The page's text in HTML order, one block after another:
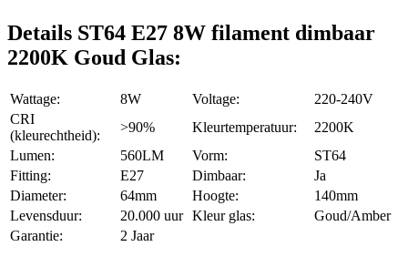
Details ST64 E27 8W filament dimbaar
2200K Goud Glas:
Wattage: 8W Voltage:
220-240V
CRI
(kleurechtheid):
>90% Kleurtemperatuur:
2200K
Lumen:
560LM Vorm:
ST64
Fitting:
E27 Dimbaar:
Ja
Diameter:
64mm Hoogte:
140mm
Levensduur:
20.000 uur Kleur glas:
Goud/Amber
Garantie:
2 Jaar